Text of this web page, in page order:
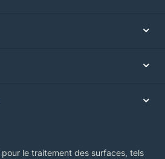
le traitement des surfaces, tels